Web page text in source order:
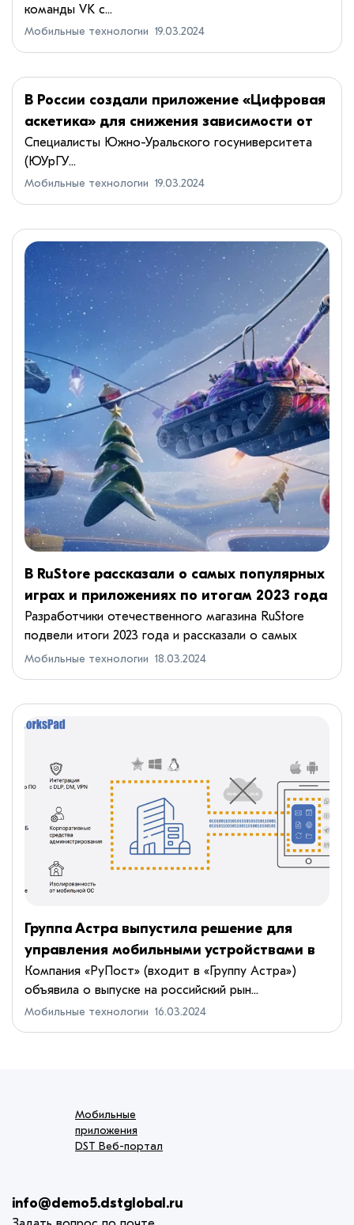
команды VK с...
Мобильные технологии 19.03.2024
В России создали приложение «Цифровая
аскетика» для снижения зависимости от
гаджетов
Специалисты Южно-Уральского госуниверситета
(ЮУрГУ...
Мобильные технологии 19.03.2024
В RuStore рассказали о самых популярных
играх и приложениях по итогам 2023 года
Разработчики отечественного магазина RuStore
подвели итоги 2023 года и рассказали о самых
популярных приложениях и играх среди
Мобильные технологии 18.03.2024
Группа Астра выпустила решение для
управления мобильными устройствами в
корпоративной среде
Компания «РуПост» (входит в «Группу Астра»)
объявила о выпуске на российский рын...
Мобильные технологии 16.03.2024
Мобильные
приложения
DST Веб-портал
info@demo5.dstglobal.ru